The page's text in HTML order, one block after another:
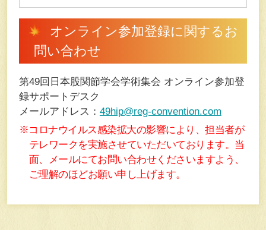
オンライン参加登録に関するお
問い合わせ
第49回日本股関節学会学術集会 オンライン参加登
録サポートデスク
メールアドレス： 49hip@reg-convention.com
※コロナウイルス感染拡大の影響により、担当者が
テレワークを実施させていただいております。当
面、メールにてお問い合わせくださいますよう、
ご理解のほどお願い申し上げます。